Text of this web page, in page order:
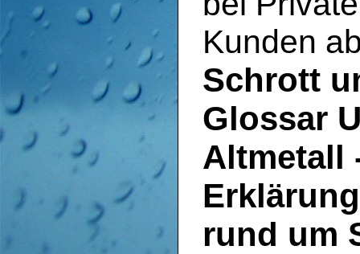
Kunden
Schrott
Glossar
Altmetall
rund um